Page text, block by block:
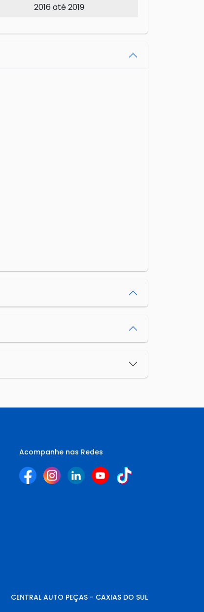
2016 até 2019
Acompanhe nas Redes
CENTRAL AUTO PEÇAS - CAXIAS DO SUL